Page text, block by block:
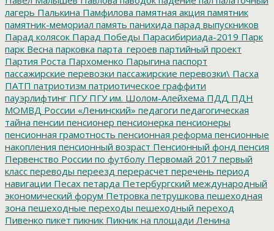
лагерь Палькина Памфилова памятная акция памятник
памятник-мемориал память панихида парад выпускников
Парад колясок Парад Победы Парасибириада-2019 Парк
парк Весна парковка парта_героев партийный проект
Партия Роста Пархоменко Парыгина паспорт
пассажирские перевозки пассажирские перевозки\ Пасха
ПАТП патриотизм патриотическое граффити
пауэрлифтинг ПГУПГУ им. Шолом-Алейхема ПДД ПДН
МОМВД России «Ленинский» педагоги педагогическая
тайна пенсии пенсионер пенсионерка пенсионеры
пенсионная грамотность пенсионная реформа пенсионные
накопления пенсионный возраст Пенсионный фонд пенсия
Первенство России по футболу Первомай 2017 первый
класс переводы переезд перерасчет перечень период
навигации Песах петарда Петербургский международный
экономический форум Петровка петрушкова пешеходная
зона пешеходные переходы пешеходный переход
Пивенко пикет пикник Пикник на площади Ленина